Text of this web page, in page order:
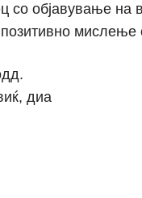
со објавување на
мислење
диа